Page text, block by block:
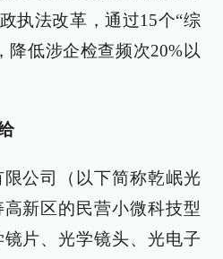
执法改革，通过15个“综
降低涉企检查频次20%以
公司（以下简称乾岷光
新区的民营小微科技型
片、光学镜头、光电子